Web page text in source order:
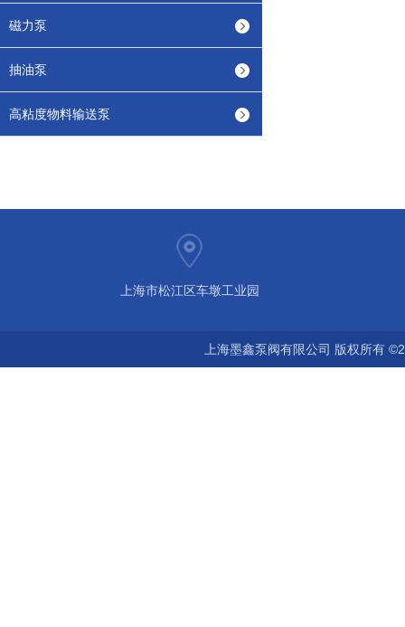
磁力泵
抽油泵
高粘度物料输送泵
上海市松江区车墩工业园
上海墨鑫泵阀有限公司 版权所有